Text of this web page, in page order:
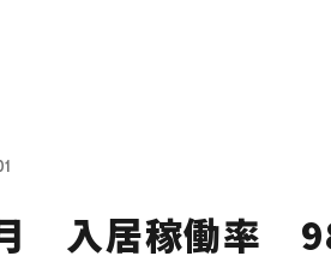
入居稼働率